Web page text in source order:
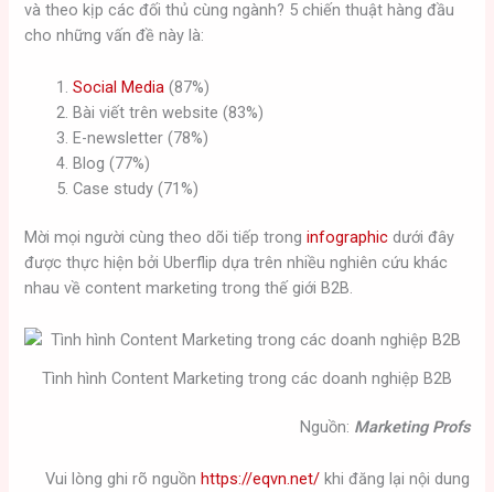
và theo kịp các đối thủ cùng ngành? 5 chiến thuật hàng đầu
cho những vấn đề này là:
Social Media (87%)
Bài viết trên website (83%)
E-newsletter (78%)
Blog (77%)
Case study (71%)
Mời mọi người cùng theo dõi tiếp tronginfographic dưới đây
được thực hiện bởi Uberflip dựa trên nhiều nghiên cứu khác
nhau về content marketing trong thế giới B2B.
Tình hình Content Marketing trong các doanh nghiệp B2B
Nguồn: Marketing Profs
Vui lòng ghi rõ nguồn https://eqvn.net/khi đăng lại nội dung